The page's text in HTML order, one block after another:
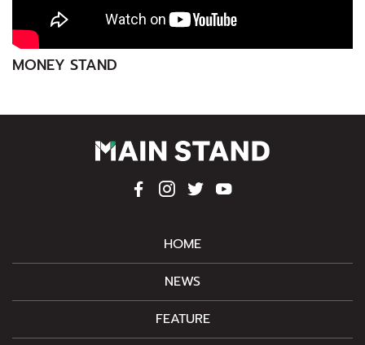
MONEY STAND
HOME
NEWS
FEATURE